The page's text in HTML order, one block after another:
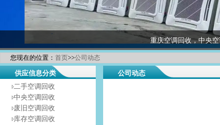
重庆空调回收，中央
您现在的位置： 首页>>公司动态
供应信息分类
二手空调回收
中央空调回收
废旧空调回收
库存空调回收
公司动态